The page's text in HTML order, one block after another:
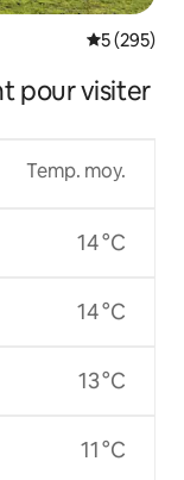
Évaluation
5 (295)
pour visiter
Temp. moy.
14 °C
14 °C
13 °C
11 °C